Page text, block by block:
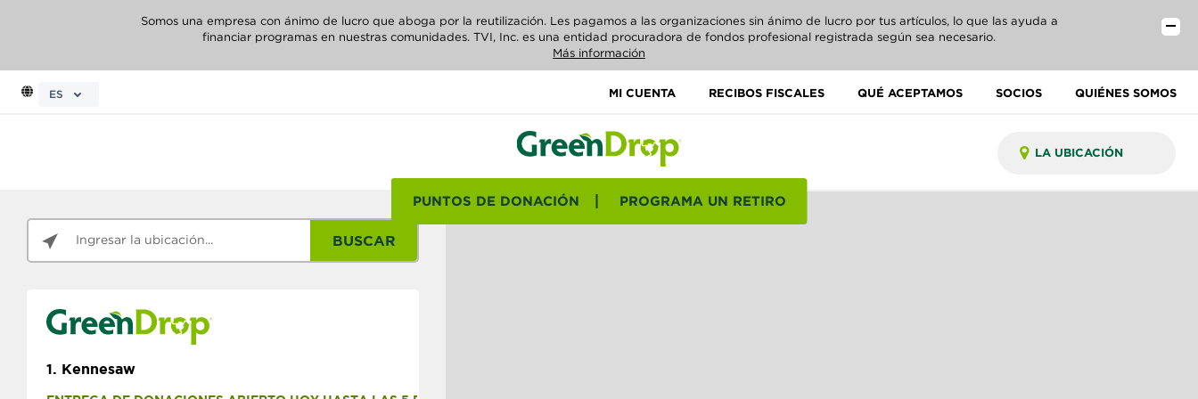
Somos una empresa con ánimo de lucro que aboga por la reutilización. Les pagamos a las organizaciones sin ánimo de lucro por tus artículos, lo que las ayuda a
financiar programas en nuestras comunidades. TVI, Inc. es una entidad procuradora de fondos profesional registrada según sea necesario.
Más información
ES MI CUENTA RECIBOS FISCALES QUÉ ACEPTAMOS SOCIOS QUIÉNES SOMOS
PUNTOS DE DONACIÓN PROGRAMA UN RETIRO
BUSCAR
1. Kennesaw